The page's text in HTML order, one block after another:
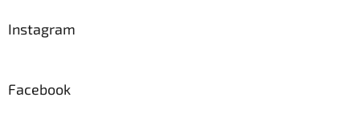
Instagram
Facebook